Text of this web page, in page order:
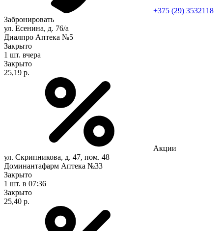
+375 (29) 3532118
Забронировать
ул. Есенина, д. 76/а
Диалпро Аптека №5
Закрыто
1 шт. вчера
Закрыто
25,19 р.
Акции
ул. Скрипникова, д. 47, пом. 48
Доминантафарм Аптека №33
Закрыто
1 шт. в 07:36
Закрыто
25,40 р.